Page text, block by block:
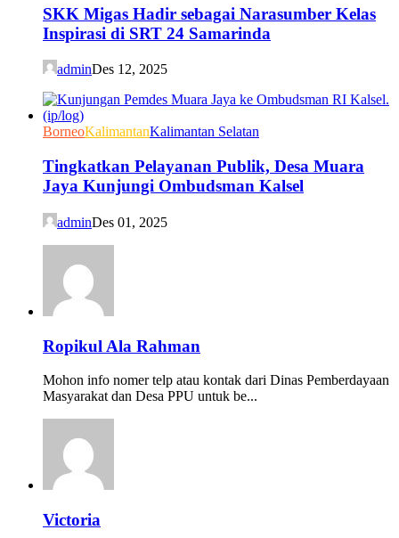
SKK Migas Hadir sebagai Narasumber Kelas
Inspirasi di SRT 24 Samarinda
adminDes 12, 2025
BorneoKalimantanKalimantan Selatan
Tingkatkan Pelayanan Publik, Desa Muara
Jaya Kunjungi Ombudsman Kalsel
adminDes 01, 2025
Ropikul Ala Rahman
Mohon info nomer telp atau kontak dari Dinas Pemberdayaan
Masyarakat dan Desa PPU untuk be...
Victoria